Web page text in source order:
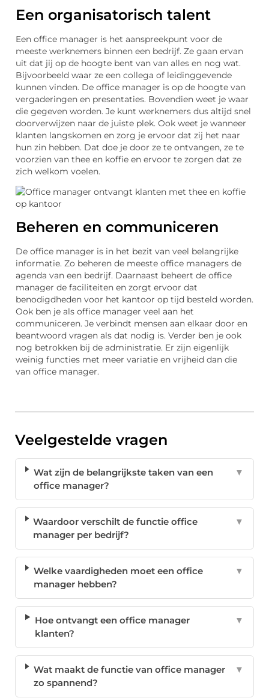
Een organisatorisch talent
Een office manager is het aanspreekpunt voor de
meeste werknemers binnen een bedrijf. Ze gaan ervan
uit dat jij op de hoogte bent van van alles en nog wat.
Bijvoorbeeld waar ze een collega of leidinggevende
kunnen vinden. De office manager is op de hoogte van
vergaderingen en presentaties. Bovendien weet je waar
die gegeven worden. Je kunt werknemers dus altijd snel
doorverwijzen naar de juiste plek. Ook weet je wanneer
klanten langskomen en zorg je ervoor dat zij het naar
hun zin hebben. Dat doe je door ze te ontvangen, ze te
voorzien van thee en koffie en ervoor te zorgen dat ze
zich welkom voelen.
Beheren en communiceren
De office manager is in het bezit van veel belangrijke
informatie. Zo beheren de meeste office managers de
agenda van een bedrijf. Daarnaast beheert de office
manager de faciliteiten en zorgt ervoor dat
benodigdheden voor het kantoor op tijd besteld worden.
Ook ben je als office manager veel aan het
communiceren. Je verbindt mensen aan elkaar door en
beantwoord vragen als dat nodig is. Verder ben je ook
nog betrokken bij de administratie. Er zijn eigenlijk
weinig functies met meer variatie en vrijheid dan die
van office manager.
Veelgestelde vragen
Wat zijn de belangrijkste taken van een
office manager?
▼
Waardoor verschilt de functie office
manager per bedrijf?
▼
Welke vaardigheden moet een office
manager hebben?
▼
Hoe ontvangt een office manager
klanten?
▼
Wat maakt de functie van office manager
zo spannend?
▼